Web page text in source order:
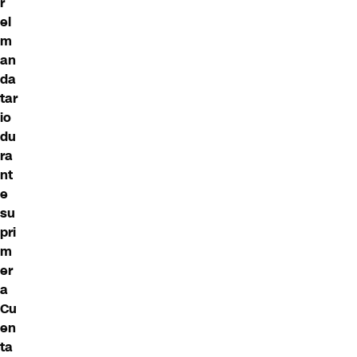
el
m
an
da
tar
io
du
ra
nt
e
su
pri
m
er
a
Cu
en
ta